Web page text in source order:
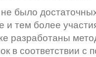
было
и тем более
разработаны
в соответствии